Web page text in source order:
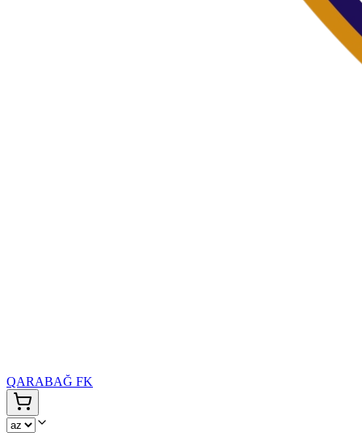
QARABAĞ FK